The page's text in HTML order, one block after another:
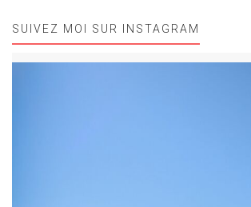
SUIVEZ MOI SUR INSTAGRAM